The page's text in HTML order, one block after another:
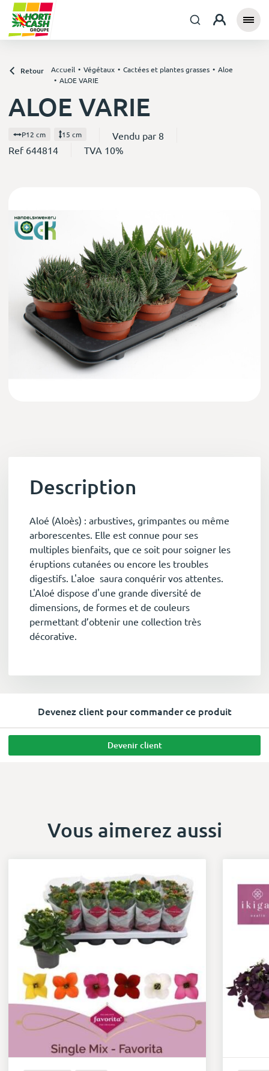
Retour Accueil Végétaux Cactées et plantes grasses
Aloe
ALOE VARIE
ALOE VARIE
P12 cm 15 cm
Vendu par 8
Ref 644814
TVA 10%
Description
Aloé (Aloès) : arbustives, grimpantes ou même
arborescentes. Elle est connue pour ses
multiples bienfaits, que ce soit pour soigner les
éruptions cutanées ou encore les troubles
digestifs. L'aloe saura conquérir vos attentes.
L'Aloé dispose d'une grande diversité de
dimensions, de formes et de couleurs
permettant d’obtenir une collection très
décorative.
Devenez client pour commander ce produit
Devenir client
Vous aimerez aussi